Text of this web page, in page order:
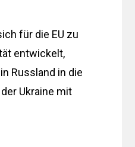
für die EU zu
entwickelt,
Russland in die
Ukraine mit